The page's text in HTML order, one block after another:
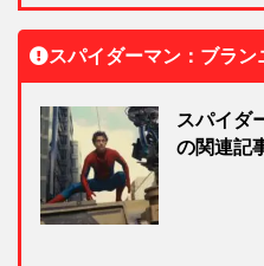
スパイダーマン：ブラン
スパイダ
の関連記